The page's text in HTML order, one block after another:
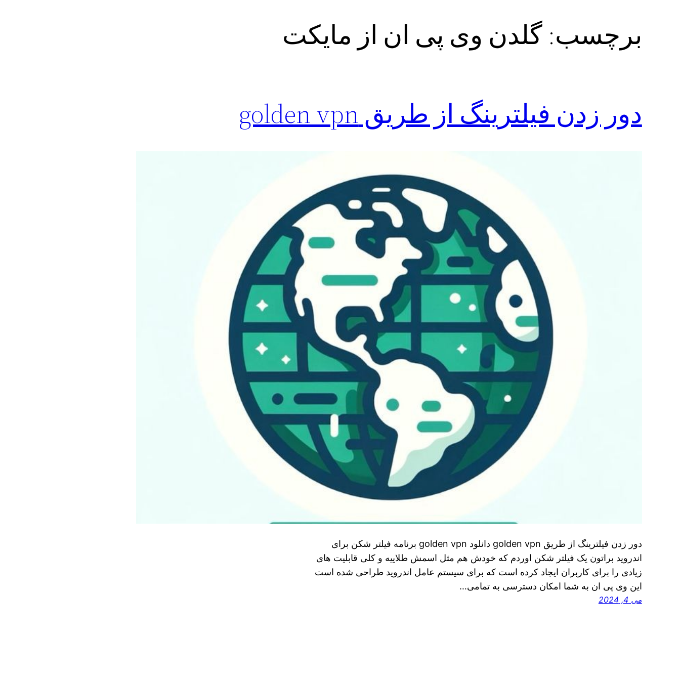
برچسب:گلدن وی پی ان از مایکت
دور زدن فیلترینگ از طریق golden vpn
دور زدن فیلترینگ از طریق golden vpn دانلود golden vpn برنامه فیلتر شکن برای
اندروید براتون یک فیلتر شکن اوردم که خودش هم مثل اسمش طلاییه و کلی قابلیت های
زیادی را برای کاربران ایجاد کرده است که برای سیستم عامل اندروید طراحی شده است
این وی پی ان به شما امکان دسترسی به تمامی…
می 4, 2024